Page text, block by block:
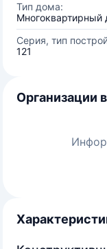
Тип дома:
Многоквартирный
Серия, тип
121
Организации